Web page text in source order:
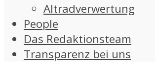
Altradverwertung
People
Das Redaktionsteam
Transparenz bei uns